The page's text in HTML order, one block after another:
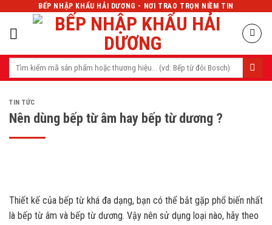
content
BẾP NHẬP KHẨU HẢI DƯƠNG - NƠI TRAO TRỌN NIỀM TIN
Tìm
TIN TỨC
Nên dùng bếp từ âm hay bếp từ dương ?
Thiết kế của bếp từ khá đa dạng, bạn có thể bắt gặp phổ biến nhất
là bếp từ âm và bếp từ dương. Vậy nên sử dụng loại nào, hãy theo